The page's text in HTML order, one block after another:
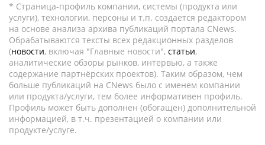
* Страница-профиль компании, системы (продукта или
услуги), технологии, персоны и т.п. создается редактором
на основе анализа архива публикаций портала CNews.
Обрабатываются тексты всех редакционных разделов
(новости, включая "Главные новости", статьи,
аналитические обзоры рынков, интервью, а также
содержание партнёрских проектов). Таким образом, чем
больше публикаций на CNews было с именем компании
или продукта/услуги, тем более информативен профиль.
Профиль может быть дополнен (обогащен) дополнительной
информацией, в т.ч. презентацией о компании или
продукте/услуге.